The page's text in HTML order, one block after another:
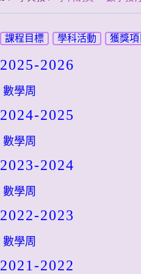
課程目標 學科活動 獲獎項
2025-2026
數學周
2024-2025
數學周
2023-2024
數學周
2022-2023
數學周
2021-2022